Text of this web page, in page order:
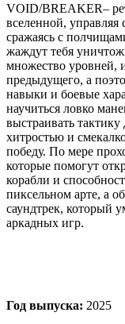
VOID/BREAKER–
вселенной,
сражаясь с
жаждут тебя
множество уровней,
предыдущего, а
навыки и боевые
научиться ловко
выстраивать
хитростью и
победу. По мере
которые помогут
корабли и
пиксельном арте, а
саундтрек, который
аркадных игр.
Год выпуска: 2025